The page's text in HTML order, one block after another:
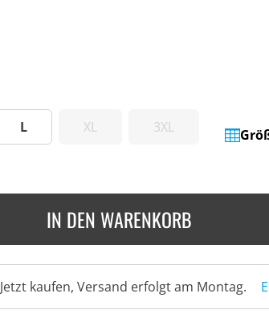
L XL 3XL
IN DEN WARENKORB
Jetzt kaufen, Versand erfolgt am Montag.